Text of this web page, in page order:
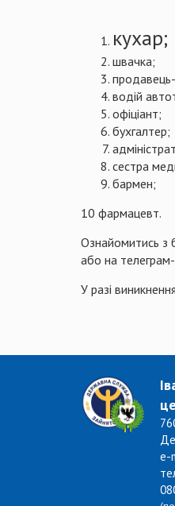
кухар;
швачка;
водій
офіціант;
бухгалтер;
сестра
бармен;
10 фармацевт.
Ознайомитись з
або на телеграм-
У разі
e-